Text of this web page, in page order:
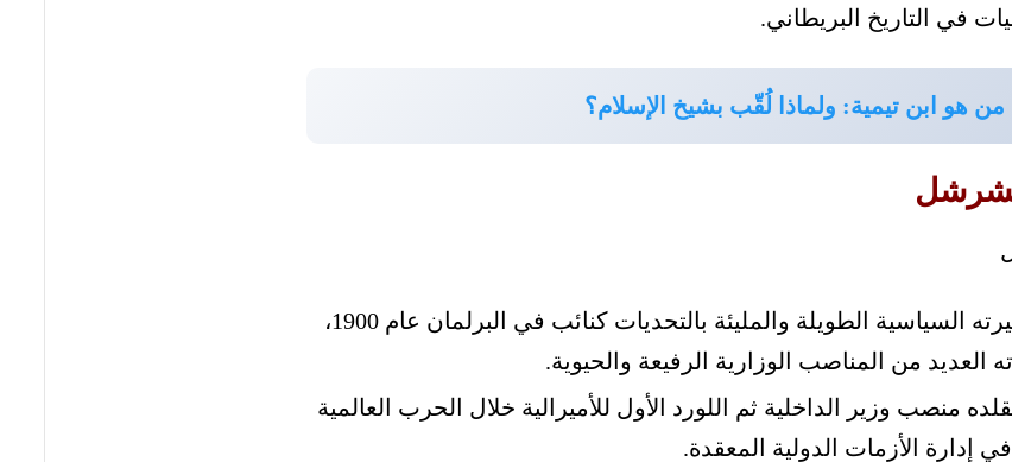
في التاريخ البريطاني.
من هو ابن تيمية: ولماذا لُقّب بشيخ الإسلام؟
بدأ ونستون تشرشل مسيرته السياسية الطويلة والمليئة بالتحديات كنائب في البرلمان عام 1900،
من المناصب الوزارية الرفيعة والحيوية.
منصب وزير الداخلية ثم اللورد الأول للأميرالية خلال الحرب العالمية
إدارة الأزمات الدولية المعقدة.